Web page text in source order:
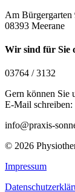
Am Bürgergarten
08393 Meerane
Wir sind für Sie
03764 / 3132
Gern können Sie
E-Mail schreiben:
info@praxis-
© 2026
Impressum